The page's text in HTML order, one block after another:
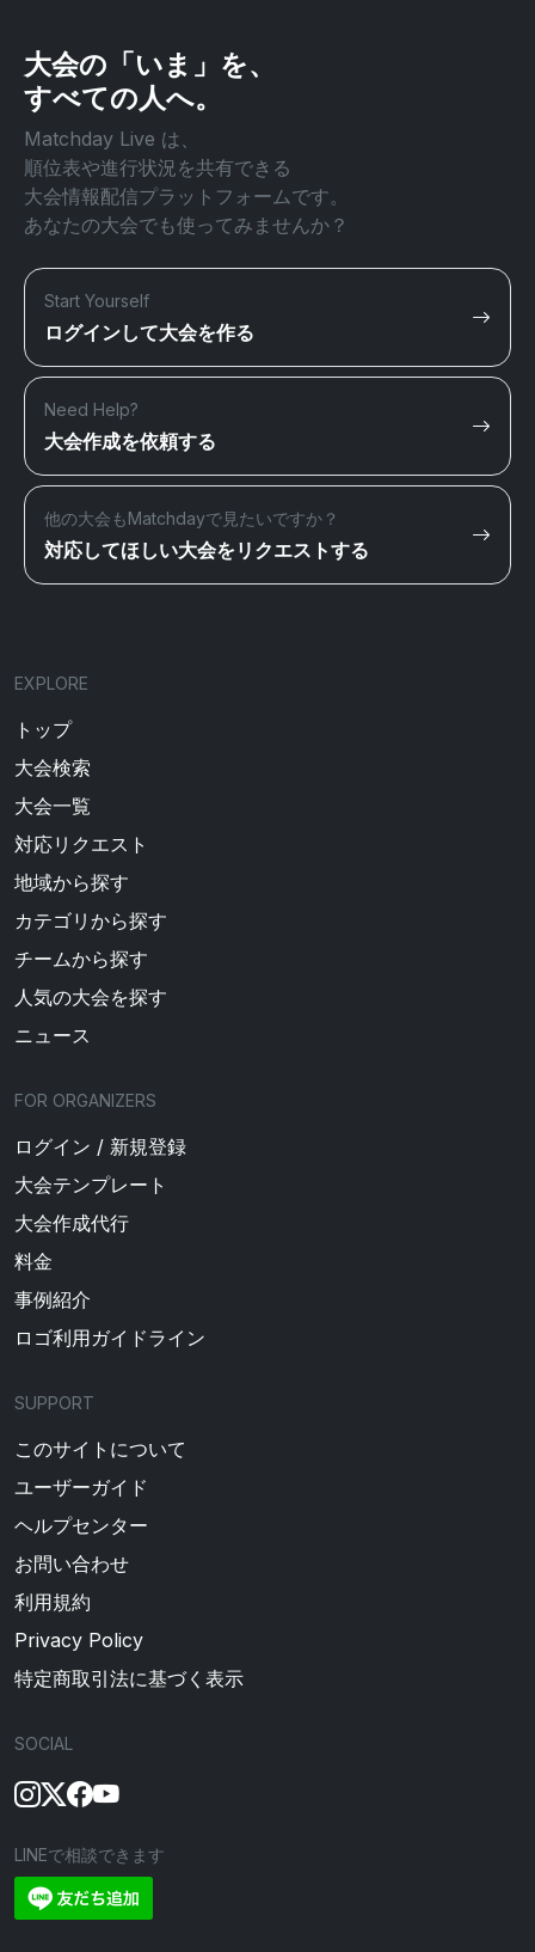
大会の「いま」を、
すべての人へ。
Matchday Live は、
順位表や進行状況を共有できる
大会情報配信プラットフォームです。
あなたの大会でも使ってみませんか？
Start Yourself
ログインして大会を作る
Need Help?
大会作成を依頼する
他の大会もMatchdayで見たいですか？
対応してほしい大会をリクエストする
EXPLORE
トップ
大会検索
大会一覧
対応リクエスト
地域から探す
カテゴリから探す
チームから探す
人気の大会を探す
ニュース
FOR ORGANIZERS
ログイン / 新規登録
大会テンプレート
大会作成代行
料金
事例紹介
ロゴ利用ガイドライン
SUPPORT
このサイトについて
ユーザーガイド
ヘルプセンター
お問い合わせ
利用規約
Privacy Policy
特定商取引法に基づく表示
SOCIAL
LINEで相談できます